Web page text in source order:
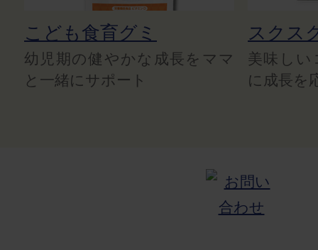
こども食育グミ
幼児期の健やかな成長をママ
と一緒にサポート
スクス
美味しい
に成長を